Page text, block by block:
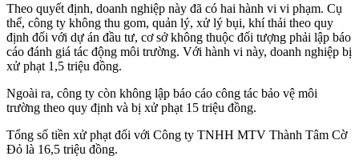
Theo quyết định, doanh nghiệp này đã có hai hành vi vi phạm. Cụ
thể, công ty không thu gom, quản lý, xử lý bụi, khí thải theo quy
định đối với dự án đầu tư, cơ sở không thuộc đối tượng phải lập báo
cáo đánh giá tác động môi trường. Với hành vi này, doanh nghiệp bị
xử phạt 1,5 triệu đồng.
Ngoài ra, công ty còn không lập báo cáo công tác bảo vệ môi
trường theo quy định và bị xử phạt 15 triệu đồng.
Tổng số tiền xử phạt đối với Công ty TNHH MTV Thành Tâm Cờ
Đỏ là 16,5 triệu đồng.